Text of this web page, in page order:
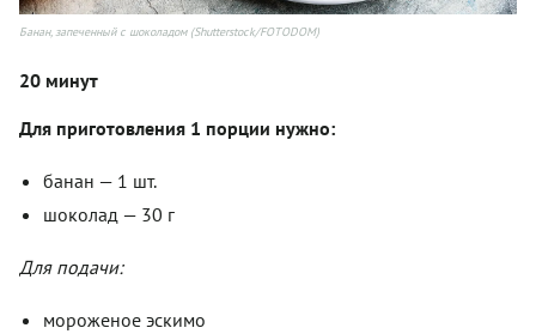
Банан, запеченный с шоколадом (Shutterstock/FOTODOM)
20 минут
Для приготовления 1 порции нужно:
банан — 1 шт.
шоколад — 30 г
Для подачи:
мороженое эскимо